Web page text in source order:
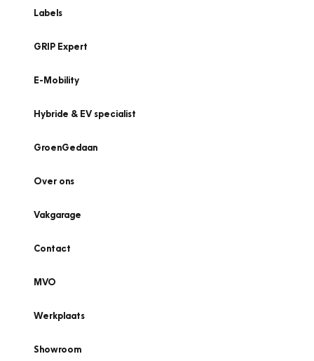
Labels
GRIP Expert
E-Mobility
Hybride & EV specialist
GroenGedaan
Over ons
Vakgarage
Contact
MVO
Werkplaats
Showroom